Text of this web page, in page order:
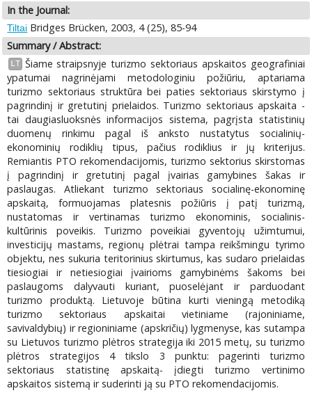
In the Journal:
Tiltai Bridges Brücken, 2003, 4 (25), 85-94
Summary / Abstract:
LT Šiame straipsnyje turizmo sektoriaus apskaitos geografiniai
ypatumai nagrinėjami metodologiniu požiūriu, aptariama
turizmo sektoriaus struktūra bei paties sektoriaus skirstymo į
pagrindinį ir gretutinį prielaidos. Turizmo sektoriaus apskaita -
tai daugiasluoksnės informacijos sistema, pagrįsta statistinių
duomenų rinkimu pagal iš anksto nustatytus socialinių-
ekonominių rodiklių tipus, pačius rodiklius ir jų kriterijus.
Remiantis PTO rekomendacijomis, turizmo sektorius skirstomas
į pagrindinį ir gretutinį pagal įvairias gamybines šakas ir
paslaugas. Atliekant turizmo sektoriaus socialinę-ekonominę
apskaitą, formuojamas platesnis požiūris į patį turizmą,
nustatomas ir vertinamas turizmo ekonominis, socialinis-
kultūrinis poveikis. Turizmo poveikiai gyventojų užimtumui,
investicijų mastams, regionų plėtrai tampa reikšmingu tyrimo
objektu, nes sukuria teritorinius skirtumus, kas sudaro prielaidas
tiesiogiai ir netiesiogiai įvairioms gamybinėms šakoms bei
paslaugoms dalyvauti kuriant, puoselėjant ir parduodant
turizmo produktą. Lietuvoje būtina kurti vieningą metodiką
turizmo sektoriaus apskaitai vietiniame (rajoniniame,
savivaldybių) ir regioniniame (apskričių) lygmenyse, kas sutampa
su Lietuvos turizmo plėtros strategija iki 2015 metų, su turizmo
plėtros strategijos 4 tikslo 3 punktu: pagerinti turizmo
sektoriaus statistinę apskaitą- įdiegti turizmo vertinimo
apskaitos sistemą ir suderinti ją su PTO rekomendacijomis.